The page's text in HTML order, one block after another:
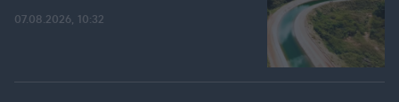
07.08.2026, 10:32